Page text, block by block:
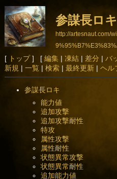
参謀長ロキ
http://artesnaut.com/
[ トップ] [ 編集| 凍結| 差分 | バ
新規 | 一覧 | 検索| 最終更新| ヘル
参謀長ロキ
能力値
追加攻撃
追加攻撃耐性
特攻
属性攻撃
属性耐性
状態異常攻撃
状態異常耐性
追加能力値